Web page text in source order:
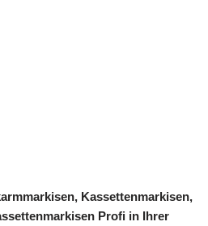
Kassettenmarkisen,
Profi in Ihrer